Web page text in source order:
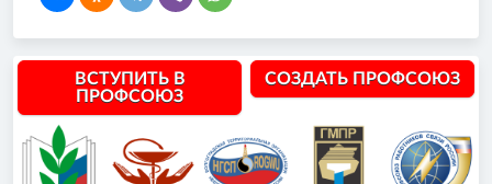
ВСТУПИТЬ В
ПРОФСОЮЗ
СОЗДАТЬ ПРОФСОЮЗ